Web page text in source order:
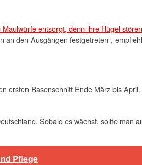
entsorgt, denn ihre Hügel stören
den Ausgängen festgetreten“,
Rasenschnitt Ende März bis
Sobald es wächst, sollte man
Pflege